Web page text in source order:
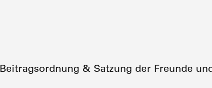
Beitragsordnung & Satzung der Freunde